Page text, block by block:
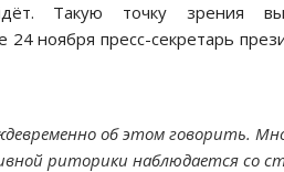
Такую точку зрения
24 ноября пресс-секретарь
об этом говорить.
риторики наблюдается со